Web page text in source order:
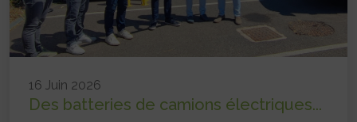
16 Juin 2026
Des batteries de camions électriques...